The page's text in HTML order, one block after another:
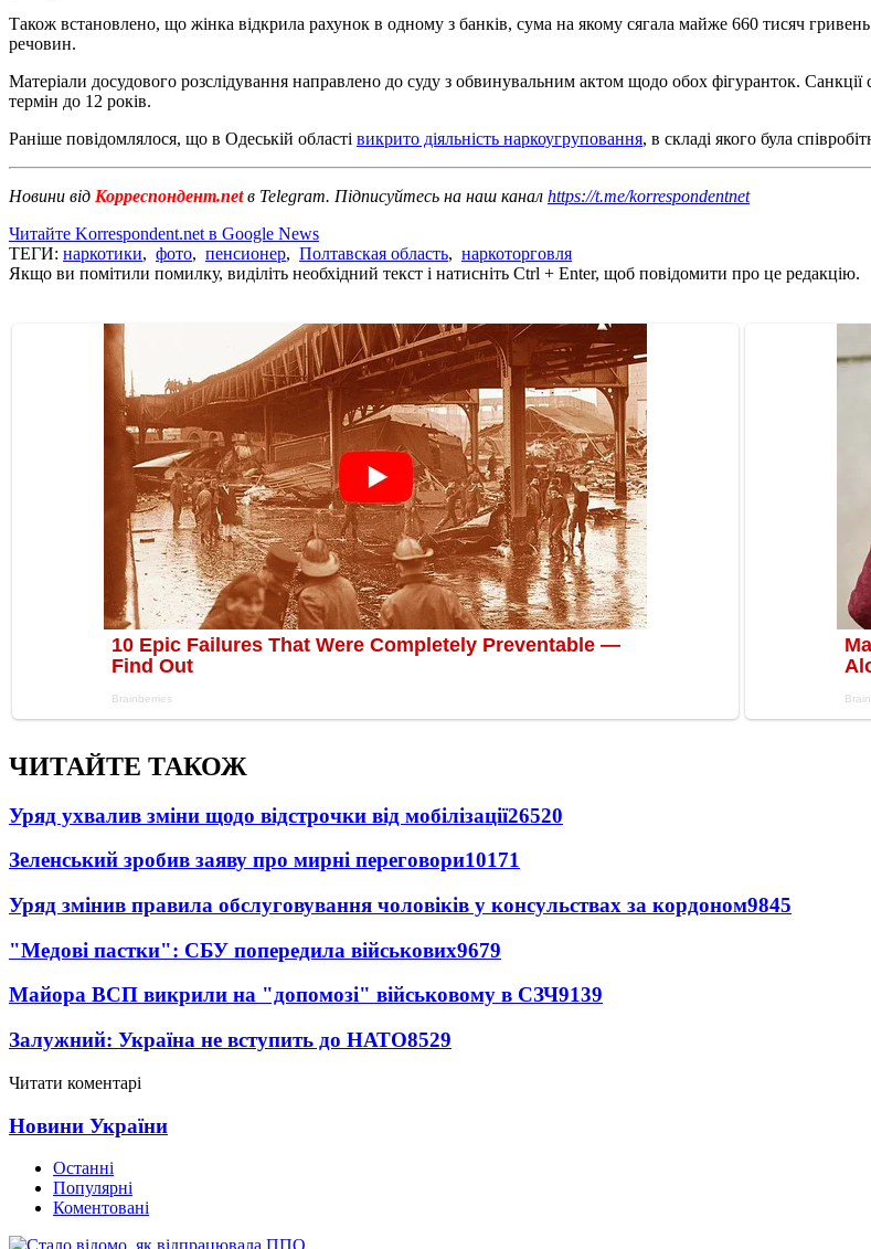
Також встановлено, що жінка відкрила рахунок в одному з банків, сума на якому сягала майже 660 тисяч
речовин.
Матеріали досудового розслідування направлено до суду з обвинувальним актом щодо обох фігуранток.
термін до 12 років.
Раніше повідомлялося, що в Одеській області викрито діяльність наркоугруповання, в складі якого була
Новини від Корреспондент.netв Telegram. Підписуйтесь на наш канал https://t.me/korrespondentnet
Читайте Korrespondent.net в Google News
ТЕГИ: наркотики, фото, пенсионер, Полтавская область, наркоторговля
Якщо ви помітили помилку, виділіть необхідний текст і натисніть Ctrl + Enter, щоб повідомити про це редакцію.
ЧИТАЙТЕ ТАКОЖ
Уряд ухвалив зміни щодо відстрочки від мобілізації26520
Зеленський зробив заяву про мирні переговори10171
Уряд змінив правила обслуговування чоловіків у консульствах за кордоном9845
"Медові пастки": СБУ попередила військових9679
Майора ВСП викрили на "допомозі" військовому в СЗЧ9139
Залужний: Україна не вступить до НАТО8529
Читати коментарі
Новини України
Останні
Популярні
Коментовані